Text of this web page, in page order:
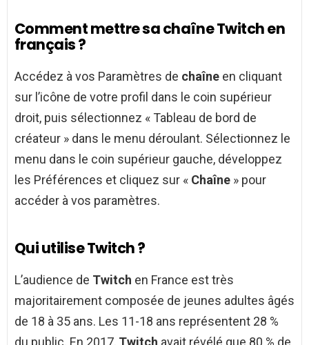
Comment mettre sa chaîne Twitch en
français ?
Accédez à vos Paramètres de chaîne en cliquant
sur l’icône de votre profil dans le coin supérieur
droit, puis sélectionnez « Tableau de bord de
créateur » dans le menu déroulant. Sélectionnez le
menu dans le coin supérieur gauche, développez
les Préférences et cliquez sur « Chaîne » pour
accéder à vos paramètres.
Qui utilise Twitch ?
L’audience de Twitch en France est très
majoritairement composée de jeunes adultes âgés
de 18 à 35 ans. Les 11-18 ans représentent 28 %
du public. En 2017, Twitch avait révélé que 80 % de